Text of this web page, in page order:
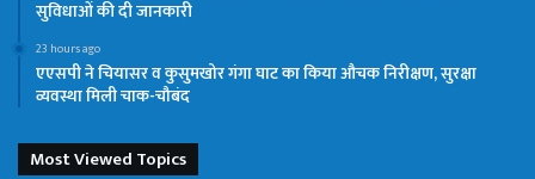
सुविधाओं की दी जानकारी
23 hours ago
एएसपी ने चियासर व कुसुमखोर गंगा घाट का किया औचक निरीक्षण, सुरक्षा
व्यवस्था मिली चाक-चौबंद
Most Viewed Topics